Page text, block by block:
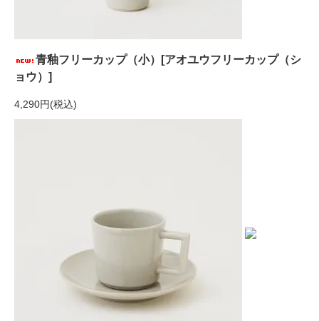
青釉フリーカップ（小）[アオユウフリーカップ（シ
ョウ）]
4,290円(税込)